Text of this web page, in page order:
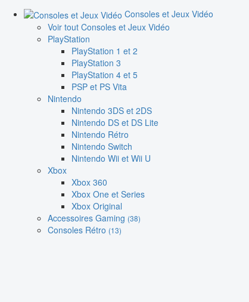
Consoles et Jeux Vidéo
Voir tout Consoles et Jeux Vidéo
PlayStation
PlayStation 1 et 2
PlayStation 3
PlayStation 4 et 5
PSP et PS Vita
Nintendo
Nintendo 3DS et 2DS
Nintendo DS et DS Lite
Nintendo Rétro
Nintendo Switch
Nintendo Wii et Wii U
Xbox
Xbox 360
Xbox One et Series
Xbox Original
Accessoires Gaming (38)
Consoles Rétro (13)